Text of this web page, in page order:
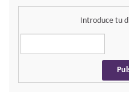
Introduce tu